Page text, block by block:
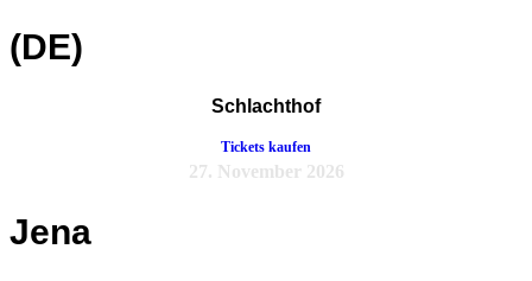
(DE)
Schlachthof
Tickets kaufen
27. November 2026
Jena